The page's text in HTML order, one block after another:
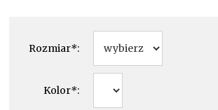
Rozmiar*:
Kolor*: